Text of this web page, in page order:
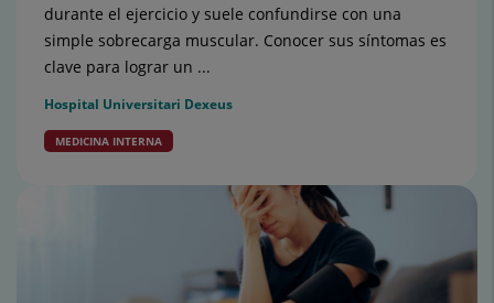
durante el ejercicio y suele confundirse con una
simple sobrecarga muscular. Conocer sus síntomas es
clave para lograr un ...
Hospital Universitari Dexeus
MEDICINA INTERNA